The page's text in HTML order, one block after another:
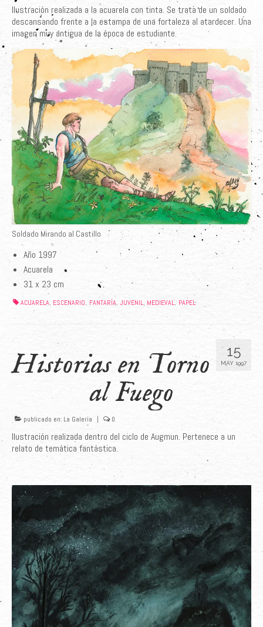
Ilustración realizada a la acuarela con tinta. Se trata de un soldado
descansando frente a la estampa de una fortaleza al atardecer. Una
imagen muy antigua de la época de estudiante.
Soldado Mirando al Castillo
Año 1997
Acuarela
31 x 23 cm
ACUARELA, ESCENARIO, FANTARÍA, JUVENIL, MEDIEVAL, PAPEL
15
MAY 1997
Historias en Torno
al Fuego
publicado en: La Galería 0
Ilustración realizada dentro del ciclo de Augmun. Pertenece a un
relato de temática fantástica.